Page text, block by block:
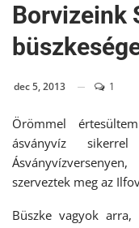
Borvizeink
dec 5, 2013 1
Örömmel
ásványvíz
szerveztek meg az
Büszke vagyok